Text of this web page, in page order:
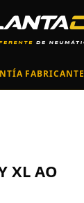
FABRICANTE
XL AO